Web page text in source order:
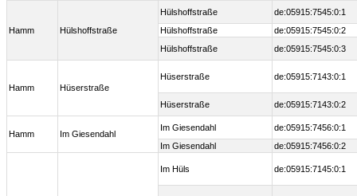
Hamm Hülshoffstraße
Hülshoffstraße
de:05915:7545:0:1
Hülshoffstraße
de:05915:7545:0:2
Hülshoffstraße
de:05915:7545:0:3
Hamm Hüserstraße
Hüserstraße de:05915:7143:0:1
Hüserstraße de:05915:7143:0:2
Hamm Im Giesendahl
Im Giesendahl
de:05915:7456:0:1
Im Giesendahl
de:05915:7456:0:2
Im Hüls de:05915:7145:0:1